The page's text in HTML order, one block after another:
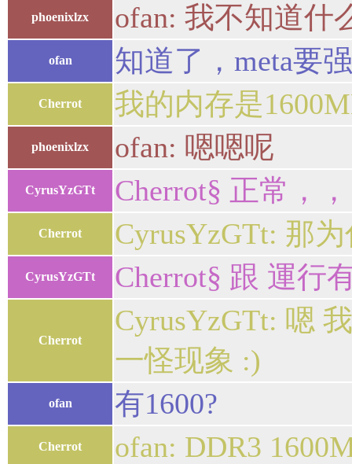
phoenixlzx ofan: 我不知道什
ofan 知道了，meta要
Cherrot 我的内存是
phoenixlzx ofan: 嗯嗯呢
CyrusYzGTt Cherrot§ 正常，，
Cherrot CyrusYzGTt: 那
CyrusYzGTt Cherrot§ 跟 運行
Cherrot
CyrusYzGTt: 嗯
一怪现象 :)
ofan 有1600?
Cherrot ofan: DDR3